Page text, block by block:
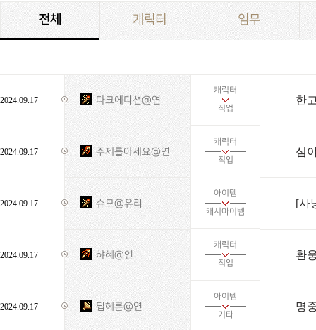
전체 캐릭터 임무
2024.09.17 다크에디션@연
캐릭터
직업
한
2024.09.17 주제를아세요@연
캐릭터
직업
심
2024.09.17 슈므@유리
아이템
캐시아이템
[사
2024.09.17 햐혜@연
캐릭터
직업
환
2024.09.17 딥헤른@연
아이템
기타
명